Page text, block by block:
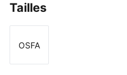
Tailles
Taille
OSFA